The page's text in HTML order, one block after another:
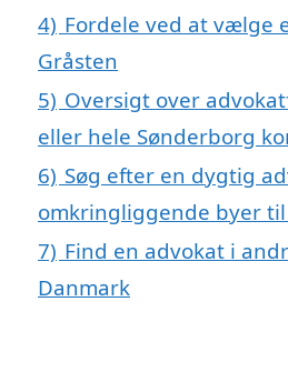
4) Fordele ved at vælge
Gråsten
5) Oversigt over
eller hele Sønderborg
6) Søg efter en dygtig
omkringliggende byer til
7) Find en advokat i
Danmark